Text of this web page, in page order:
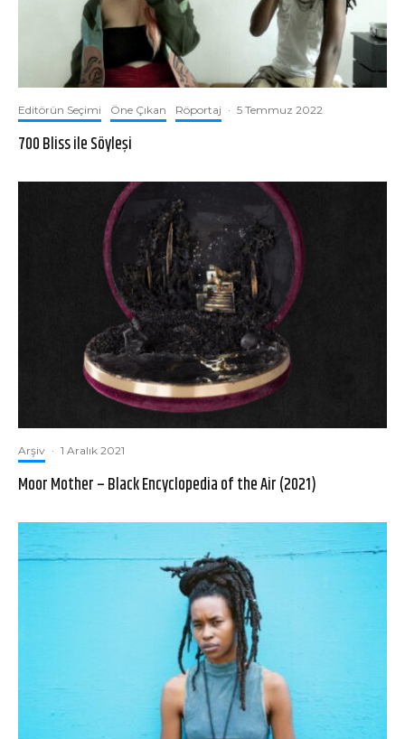
Editörün Seçimi Öne Çıkan Röportaj · 5 Temmuz 2022
700 Bliss ile Söyleşi
Arşiv · 1 Aralık 2021
Moor Mother – Black Encyclopedia of the Air (2021)